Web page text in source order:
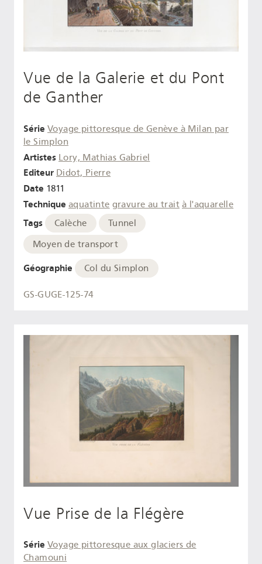
Vue de la Galerie et du Pont
de Ganther
Série Voyage pittoresque de Genève à Milan par
le Simplon
Artistes Lory, Mathias Gabriel
Editeur Didot, Pierre
Date 1811
Technique aquatinte gravure au trait à l'aquarelle
Tags Calèche
Tunnel
Moyen de transport
Géographie Col du Simplon
GS-GUGE-125-74
Vue Prise de la Flégère
Série Voyage pittoresque aux glaciers de
Chamouni